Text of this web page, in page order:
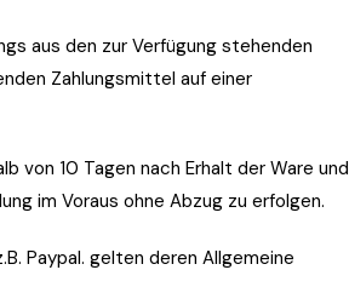
aus den zur Verfügung stehenden
Zahlungsmittel auf einer
von 10 Tagen nach Erhalt der Ware und
im Voraus ohne Abzug zu erfolgen.
Paypal. gelten deren Allgemeine